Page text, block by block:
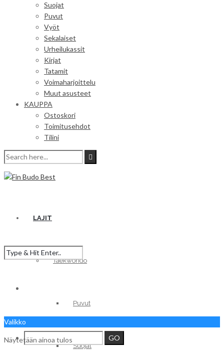
Suojat
Puvut
Vyöt
Sekalaiset
Urheilukassit
Kirjat
Tatamit
Voimaharjoittelu
Muut asusteet
KAUPPA
Ostoskori
Toimitusehdot
Tilini
LAJIT
Taekwondo
Puvut
Suojat
Valikko
Näytetään ainoa tulos